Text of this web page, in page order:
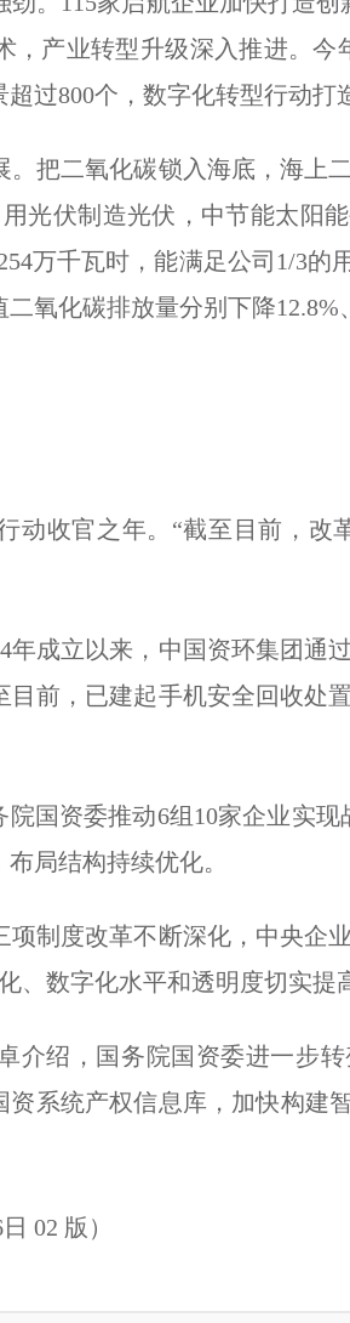
，产业转型升级深入推进。今
过800个，数字化转型行动打
二氧化碳锁入海底，海上
光伏制造光伏，中节能太阳
万千瓦时，能满足公司1/3的
氧化碳排放量分别下降12.8%
收官之年。“截至目前，改
成立以来，中国资环集团通
前，已建起手机安全回收处
资委推动6组10家企业实现
局结构持续优化。
度改革不断深化，中央企
、数字化水平和透明度切实提
绍，国务院国资委进一步转
系统产权信息库，加快构建
02 版）